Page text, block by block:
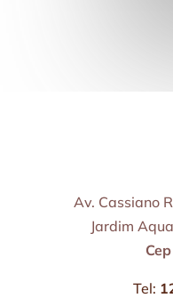
Av. Cassiano
Jardim
Tel: